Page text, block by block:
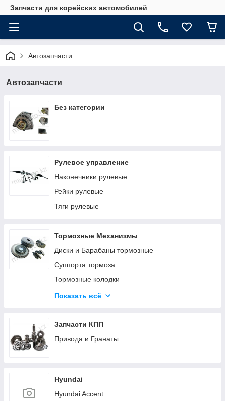
Запчасти для корейских автомобилей
Автозапчасти
Автозапчасти
Без категории
Рулевое управление
Наконечники рулевые
Рейки рулевые
Тяги рулевые
Тормозные Механизмы
Диски и Барабаны тормозные
Суппорта тормоза
Тормозные колодки
Тормозные механизмы (Прочее)
Цилиндры тормоза
Шланги тормозные
Показать всё
Запчасти КПП
Привода и Гранаты
Hyundai
Hyundai Accent